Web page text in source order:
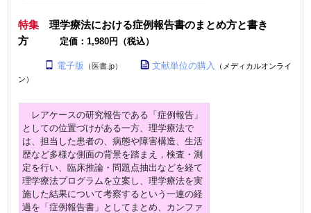
特集 理学療法における症例報告書のまとめ方と書き
方
定価：1,980円（税込）
電子版 （医書.jp） 文献単位の購入
（メディカルオンライ
ン）
レアケースの研究報告である「症例報告」
としての位置づけがある一方、理学療法で
は、担当した患者の、病態や障害構造、生活
歴など多様な側面の背景を踏まえ，検査・測
定を行い、臨床推論・問題点抽出などを経て
理学療法プログラムを立案し、理学療法を実
施した結果について考察するという一連の経
過を「症例報告書」として まとめ、カンファ